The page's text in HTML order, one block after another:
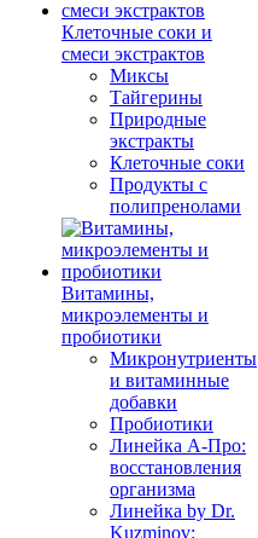
Клеточные соки и
смеси экстрактов
Миксы
Тайгерины
Природные
экстракты
Клеточные соки
Продукты с
полипренолами
Витамины,
микроэлементы и
пробиотики
Микронутриенты
и витаминные
добавки
Пробиотики
Линейка А-Про:
восстановления
организма
Линейка by Dr.
Kuzminov: